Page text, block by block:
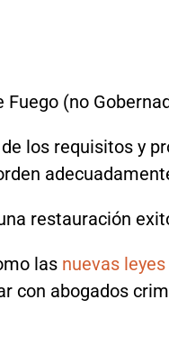
(no
los requisitos y
restauración
las nuevas
con abogados